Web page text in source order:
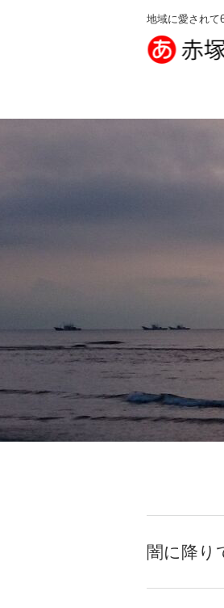
地域に愛され
闇に降り